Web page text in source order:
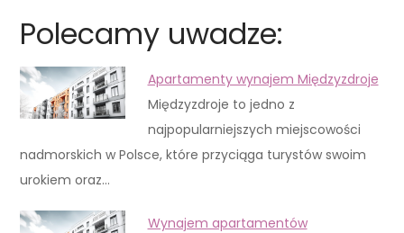
Polecamy uwadze:
Apartamenty wynajem Międzyzdroje
Międzyzdroje to jedno z
najpopularniejszych miejscowości
nadmorskich w Polsce, które przyciąga turystów swoim
urokiem oraz…
Wynajem apartamentów